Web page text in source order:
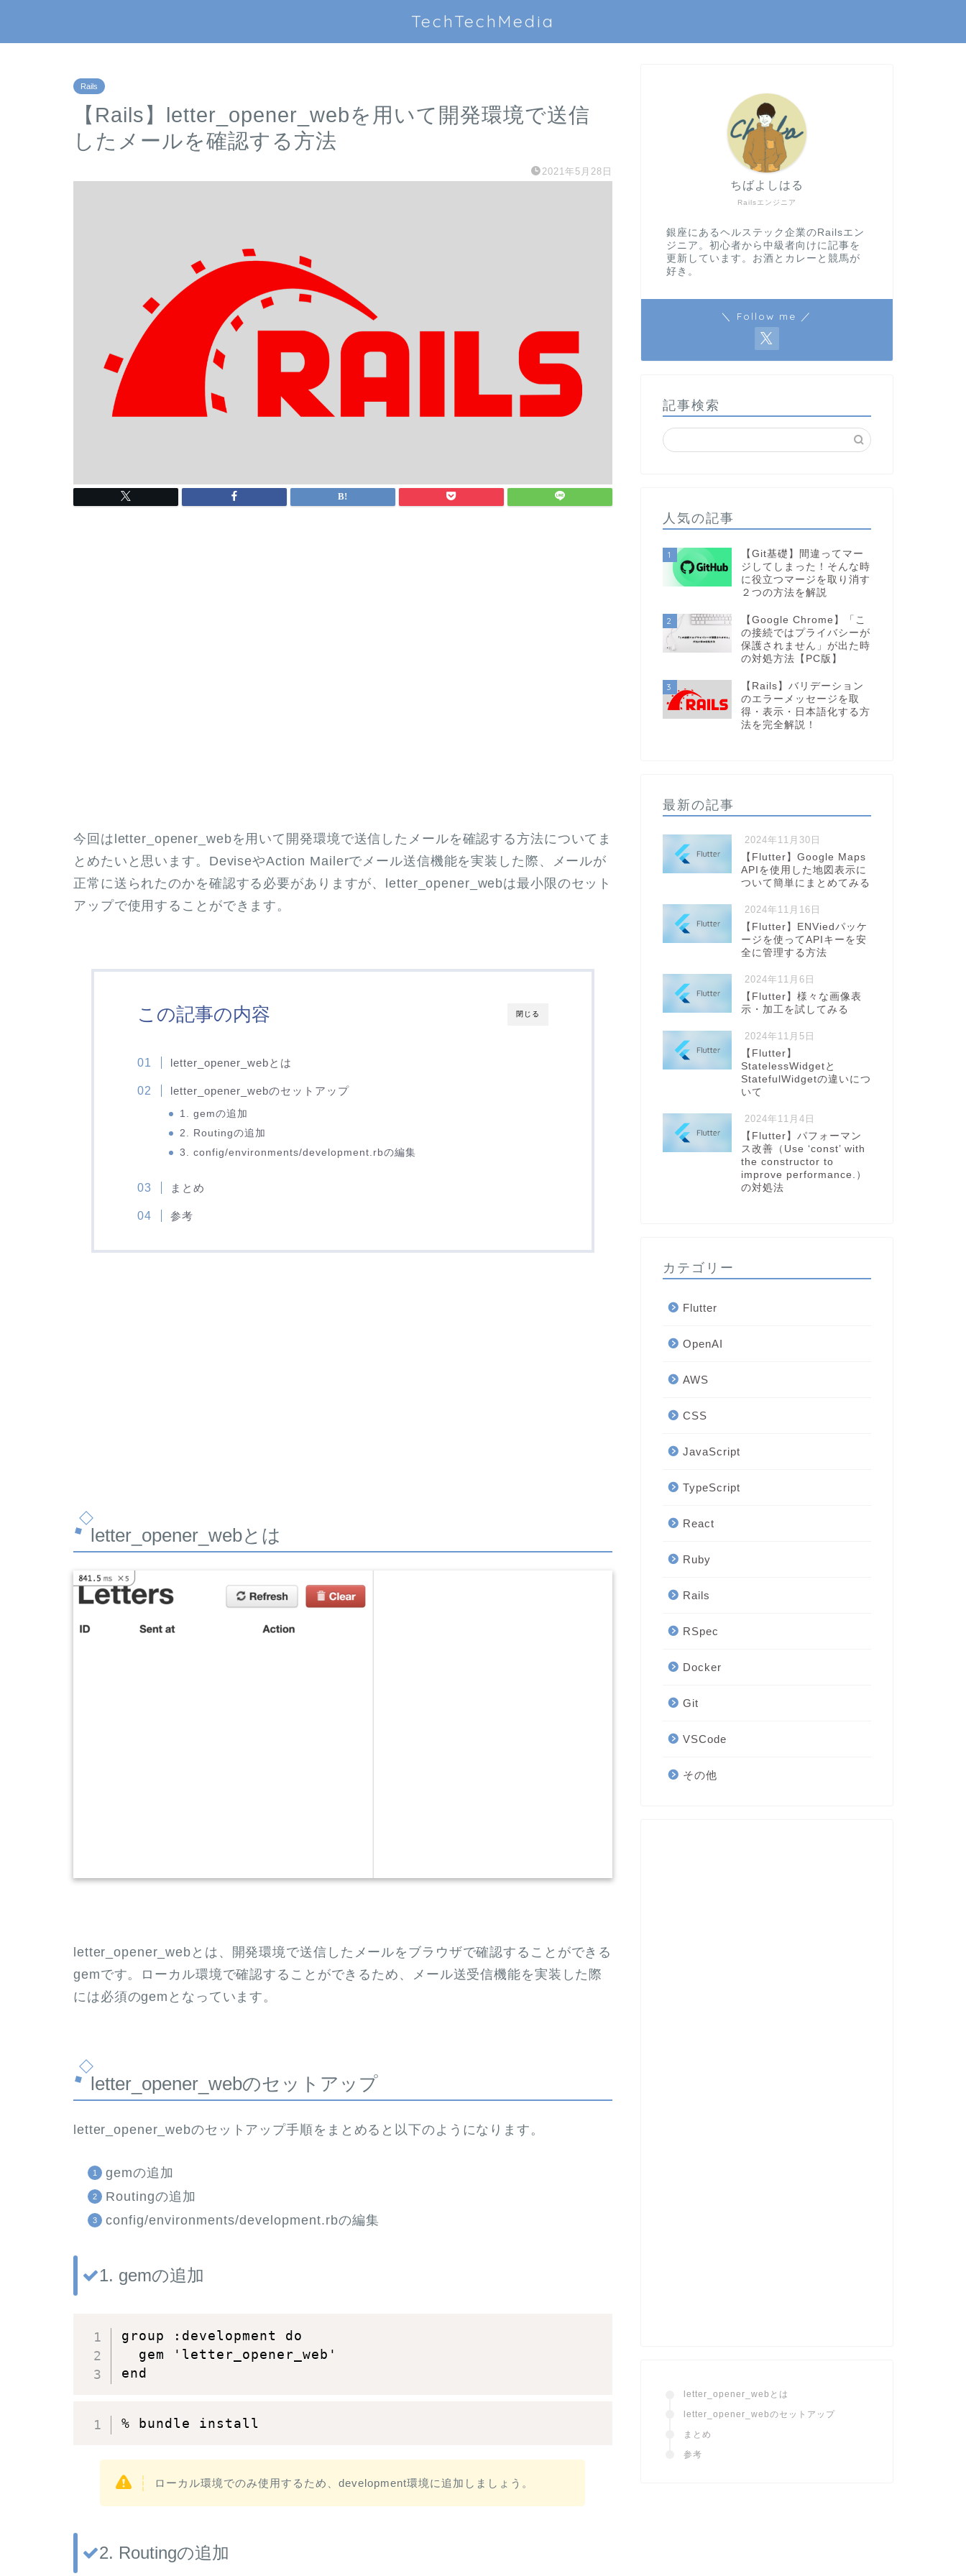
TechTechMedia
Rails
【Rails】letter_opener_webを用いて開発環境で送信
したメールを確認する方法
2021年5月28日
今回はletter_opener_webを用いて開発環境で送信したメールを確認する方法についてま
とめたいと思います。DeviseやAction Mailerでメール送信機能を実装した際、メールが
正常に送られたのかを確認する必要がありますが、letter_opener_webは最小限のセット
アップで使用することができます。
閉じる
この記事の内容
letter_opener_webとは
letter_opener_webのセットアップ
1. gemの追加
2. Routingの追加
3. config/environments/development.rbの編集
まとめ
参考
letter_opener_webとは
letter_opener_webとは、開発環境で送信したメールをブラウザで確認することができる
gemです。ローカル環境で確認することができるため、メール送受信機能を実装した際
には必須のgemとなっています。
letter_opener_webのセットアップ
letter_opener_webのセットアップ手順をまとめると以下のようになります。
gemの追加
Routingの追加
config/environments/development.rbの編集
1. gemの追加
group :development do
  gem 'letter_opener_web'
end
% bundle install
ローカル環境でのみ使用するため、development環境に追加しましょう。
2. Routingの追加
Railsエンジニア
ちばよしはる
銀座にあるヘルステック企業のRailsエン
ジニア。初心者から中級者向けに記事を
更新しています。お酒とカレーと競馬が
好き。
＼ Follow me ／
記事検索
人気の記事
1
【Git基礎】間違ってマー
ジしてしまった！そんな時
に役立つマージを取り消す
２つの方法を解説
2
【Google Chrome】「こ
の接続ではプライバシーが
保護されません」が出た時
の対処方法【PC版】
3
【Rails】バリデーション
のエラーメッセージを取
得・表示・日本語化する方
法を完全解説！
最新の記事
2024年11月30日
【Flutter】Google Maps
APIを使用した地図表示に
ついて簡単にまとめてみる
2024年11月16日
【Flutter】ENViedパッケ
ージを使ってAPIキーを安
全に管理する方法
2024年11月6日
【Flutter】様々な画像表
示・加工を試してみる
2024年11月5日
【Flutter】
StatelessWidgetと
StatefulWidgetの違いにつ
いて
2024年11月4日
【Flutter】パフォーマン
ス改善（Use ‘const’ with
the constructor to
improve performance.）
の対処法
カテゴリー
Flutter
OpenAI
AWS
CSS
JavaScript
TypeScript
React
Ruby
Rails
RSpec
Docker
Git
VSCode
その他
letter_opener_webとは
letter_opener_webのセットアップ
まとめ
参考